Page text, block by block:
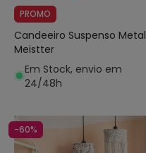
PROMO
Candeeiro Suspenso Metal
Meistter
Em Stock, envio em
24/48h
-60%